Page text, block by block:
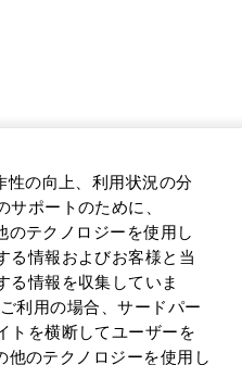
性の向上、利用状況の分
ポートのために、
のテクノロジーを使用し
る情報およびお客様と当
る情報を収集していま
利用の場合、サードパー
トを横断してユーザーを
他のテクノロジーを使用し